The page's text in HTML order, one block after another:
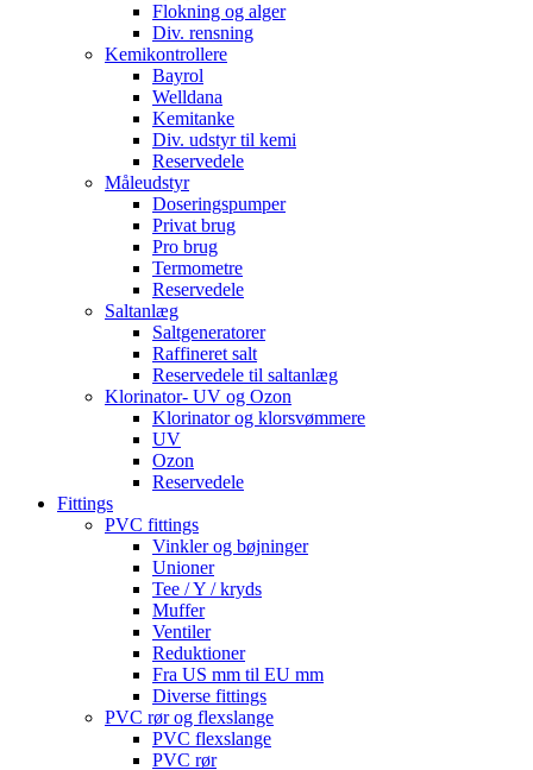
Flokning og alger
Div. rensning
Kemikontrollere
Bayrol
Welldana
Kemitanke
Div. udstyr til kemi
Reservedele
Måleudstyr
Doseringspumper
Privat brug
Pro brug
Termometre
Reservedele
Saltanlæg
Saltgeneratorer
Raffineret salt
Reservedele til saltanlæg
Klorinator- UV og Ozon
Klorinator og klorsvømmere
UV
Ozon
Reservedele
Fittings
PVC fittings
Vinkler og bøjninger
Unioner
Tee / Y / kryds
Muffer
Ventiler
Reduktioner
Fra US mm til EU mm
Diverse fittings
PVC rør og flexslange
PVC flexslange
PVC rør